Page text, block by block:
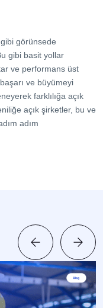
görünsede
gibi basit yollar
ve performans üst
ve büyümeyi
farklılığa açık
açık şirketler, bu ve
adım